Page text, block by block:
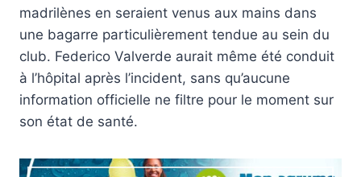
madrilènes en seraient venus aux mains dans
une bagarre particulièrement tendue au sein du
club. Federico Valverde aurait même été conduit
à l’hôpital après l’incident, sans qu’aucune
information officielle ne filtre pour le moment sur
son état de santé.